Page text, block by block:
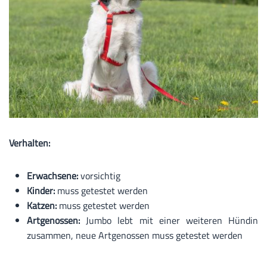
Verhalten:
Erwachsene:vorsichtig
Kinder: muss getestet werden
Katzen: muss getestet werden
Artgenossen:Jumbo lebt mit einer weiteren Hündin
zusammen, neue Artgenossen muss getestet werden